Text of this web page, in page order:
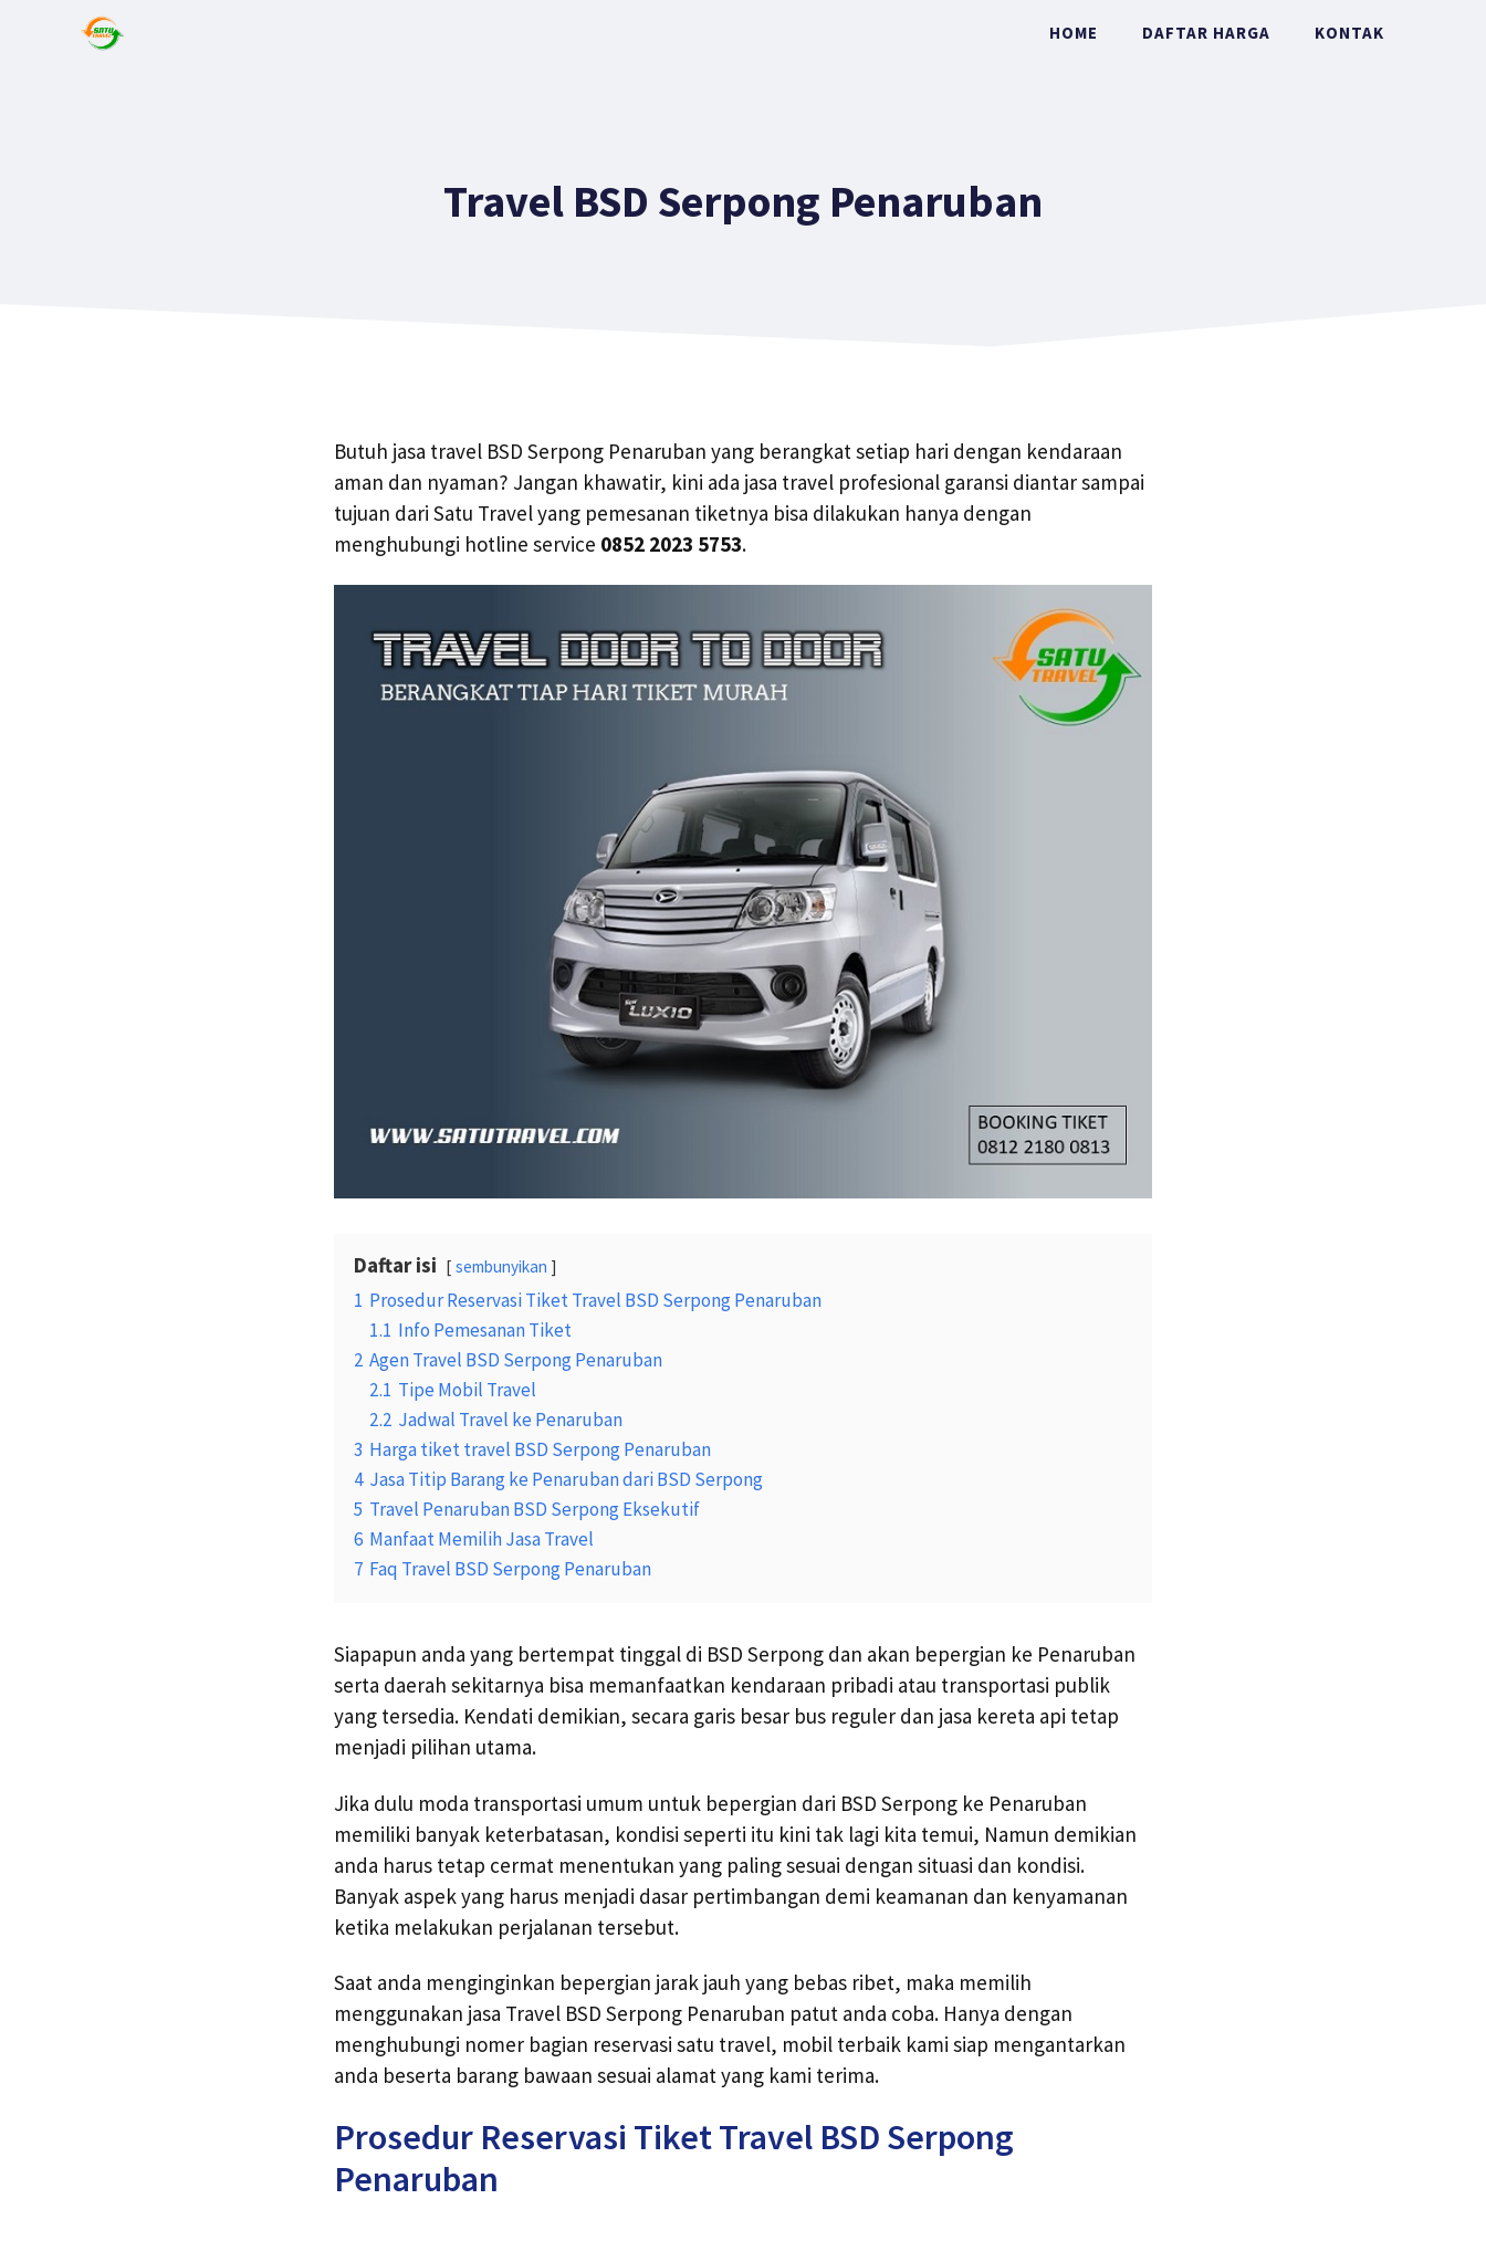
HOME DAFTAR HARGA KONTAK
Travel BSD Serpong Penaruban
Butuh jasa travel BSD Serpong Penaruban yang berangkat setiap hari dengan kendaraan
aman dan nyaman? Jangan khawatir, kini ada jasa travel profesional garansi diantar sampai
tujuan dari Satu Travel yang pemesanan tiketnya bisa dilakukan hanya dengan
menghubungi hotline service 0852 2023 5753.
Daftar isi sembunyikan
1 Prosedur Reservasi Tiket Travel BSD Serpong Penaruban
1.1 Info Pemesanan Tiket
2 Agen Travel BSD Serpong Penaruban
2.1 Tipe Mobil Travel
2.2 Jadwal Travel ke Penaruban
3 Harga tiket travel BSD Serpong Penaruban
4 Jasa Titip Barang ke Penaruban dari BSD Serpong
5 Travel Penaruban BSD Serpong Eksekutif
6 Manfaat Memilih Jasa Travel
7 Faq Travel BSD Serpong Penaruban
Siapapun anda yang bertempat tinggal di BSD Serpong dan akan bepergian ke Penaruban
serta daerah sekitarnya bisa memanfaatkan kendaraan pribadi atau transportasi publik
yang tersedia. Kendati demikian, secara garis besar bus reguler dan jasa kereta api tetap
menjadi pilihan utama.
Jika dulu moda transportasi umum untuk bepergian dari BSD Serpong ke Penaruban
memiliki banyak keterbatasan, kondisi seperti itu kini tak lagi kita temui, Namun demikian
anda harus tetap cermat menentukan yang paling sesuai dengan situasi dan kondisi.
Banyak aspek yang harus menjadi dasar pertimbangan demi keamanan dan kenyamanan
ketika melakukan perjalanan tersebut.
Saat anda menginginkan bepergian jarak jauh yang bebas ribet, maka memilih
menggunakan jasa Travel BSD Serpong Penaruban patut anda coba. Hanya dengan
menghubungi nomer bagian reservasi satu travel, mobil terbaik kami siap mengantarkan
anda beserta barang bawaan sesuai alamat yang kami terima.
Prosedur Reservasi Tiket Travel BSD Serpong
Penaruban